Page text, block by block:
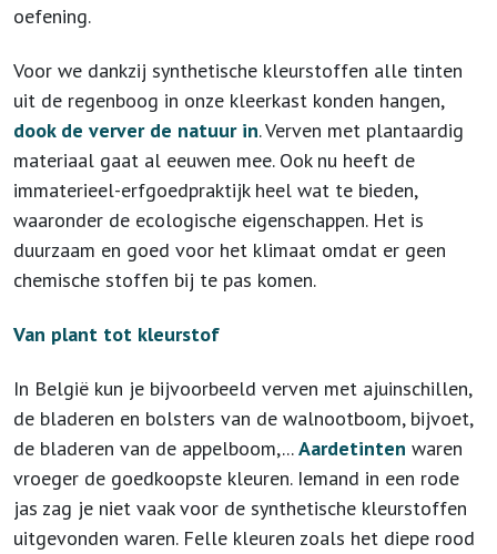
oefening.
Voor we dankzij synthetische kleurstoffen alle tinten
uit de regenboog in onze kleerkast konden hangen,
dook de verver de natuur in. Verven met plantaardig
materiaal gaat al eeuwen mee. Ook nu heeft de
immaterieel-erfgoedpraktijk heel wat te bieden,
waaronder de ecologische eigenschappen. Het is
duurzaam en goed voor het klimaat omdat er geen
chemische stoffen bij te pas komen.
Van plant tot kleurstof
In België kun je bijvoorbeeld verven met ajuinschillen,
de bladeren en bolsters van de walnootboom, bijvoet,
de bladeren van de appelboom,...Aardetinten waren
vroeger de goedkoopste kleuren. Iemand in een rode
jas zag je niet vaak voor de synthetische kleurstoffen
uitgevonden waren. Felle kleuren zoals het diepe rood